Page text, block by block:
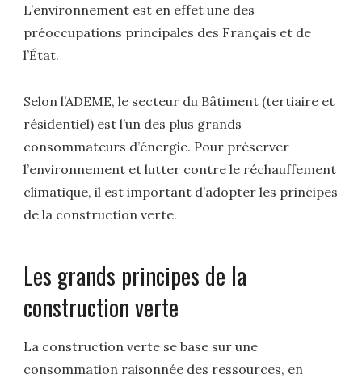
L’environnement est en effet une des
préoccupations principales des Français et de
l’État.
Selon l’ADEME, le secteur du Bâtiment (tertiaire et
résidentiel) est l’un des plus grands
consommateurs d’énergie. Pour préserver
l’environnement et lutter contre le réchauffement
climatique, il est important d’adopter les principes
de la construction verte.
Les grands principes de la
construction verte
La construction verte se base sur une
consommation raisonnée des ressources, en